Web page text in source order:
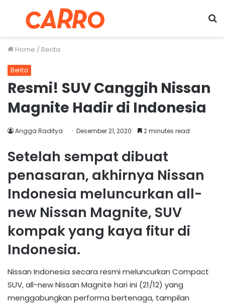
Menu
Home / Berita
Berita
Resmi! SUV Canggih Nissan
Magnite Hadir di Indonesia
Angga Raditya Desember 21, 2020 2 minutes read
Setelah sempat dibuat
penasaran, akhirnya Nissan
Indonesia meluncurkan all-
new Nissan Magnite, SUV
kompak yang kaya fitur di
Indonesia.
Nissan Indonesia secara resmi meluncurkan Compact
SUV, all-new Nissan Magnite hari ini (21/12) yang
menggabungkan performa bertenaga, tampilan